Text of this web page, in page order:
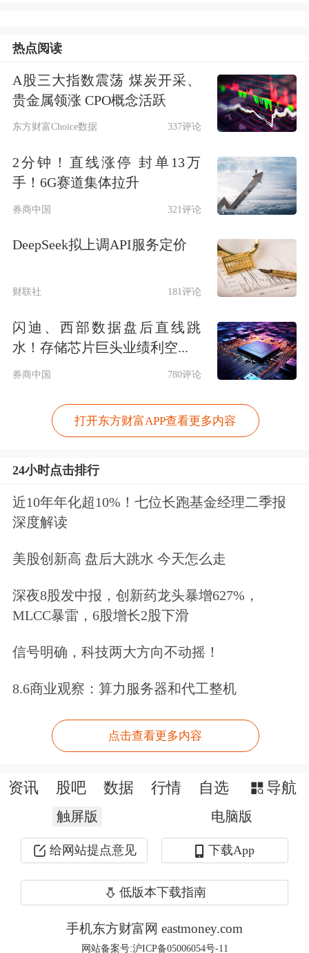
了杰出贡献，发挥了突出的示范引领作
用，是特区建设者的优秀代表。他们敢
理创新、制度创新、文化创新等方面贡
献突出、影响卓著；他们勇于开拓，敢
式、引领行业发展等方面成效显著；他
们带头培育和践行社会主义核心价值
观，在爱岗敬业、拼搏奉献、团结互
助、扶贫济困等方面作出了不平凡的事
迹。”
中国平安于1988年在深圳蛇口成立以
来，马明哲带领公司从无到有、从小到
大、从大到强，发展成为全球领先的科
技型综合金融生活服务集团。当前，中
国平安是中国最大的混合所有制公众上
市公司，在香港、上海两地上市，市值
和年度营收均超万亿元、纳税超千亿
元、员工数超150万人，名列2020年
《财富》世界500强第21位，2020年“福
第一保险品牌。
过去32年，中国平安在保持高速、稳健
革、中国金融业创新发展贡献力量。中
国平安是中国金融保险业中首家引进外
资、率先采用国际财务制度、国际保险
精算制度及个人寿险营销制度的公司，
成功创建出兼具国际标准和中国特色的
综合金融“平安模式”，为2.1亿个人客户
热点阅读
A股三大指数震荡 煤炭开采、
贵金属领涨 CPO概念活跃
东方财富Choice数据 337评论
2分钟！直线涨停 封单13万
手！6G赛道集体拉升
券商中国 321评论
DeepSeek拟上调API服务定价
财联社 181评论
闪迪、西部数据盘后直线跳
水！存储芯片巨头业绩利空...
券商中国 780评论
打开东方财富APP查看更多内容
24小时点击排行
近10年年化超10%！七位长跑基金经理二季报
深度解读
美股创新高 盘后大跳水 今天怎么走
深夜8股发中报，创新药龙头暴增627%，
MLCC暴雷，6股增长2股下滑
信号明确，科技两大方向不动摇！
8.6商业观察：算力服务器和代工整机
点击查看更多内容
资讯 股吧 数据 行情 自选 导航
触屏版 电脑版
给网站提点意见 下载App
低版本下载指南
手机东方财富网 eastmoney.com
网站备案号:沪ICP备05006054号-11